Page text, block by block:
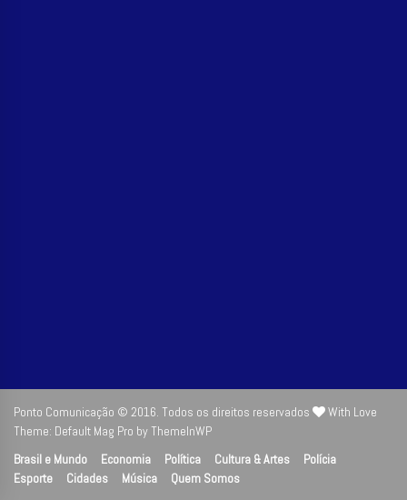
Ponto Comunicação © 2016. Todos os direitos reservados
With Love
Theme: Default Mag Pro by ThemeInWP
Brasil e Mundo
Economia Política Cultura & Artes
Polícia
Esporte
Cidades Música Quem Somos